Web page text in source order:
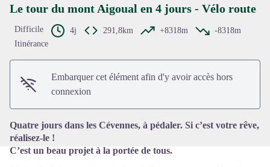
Le tour du mont Aigoual en 4 jours - Vélo route
Difficile 4j 291,8km +8318m
-8318m
Itinérance
Embarquer cet élément afin d'y avoir accès hors
connexion
Quatre jours dans les Cévennes, à pédaler. Si c’est votre rêve,
réalisez-le !
C’est un beau projet à la portée de tous.